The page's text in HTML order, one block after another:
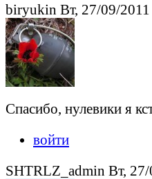
biryukin Вт, 27/09/
Спасибо, нулевики я
войти
SHTRLZ_admin Вт,